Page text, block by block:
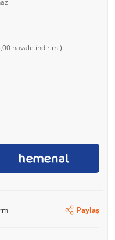
havale indirimi)
Paylaş